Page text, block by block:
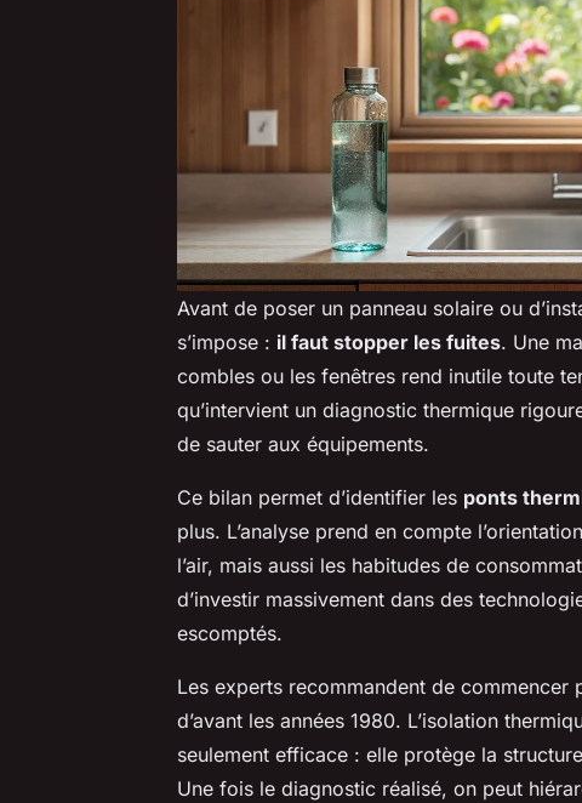
Avant de poser un panneau solaire ou
s’impose : il faut stopper les fuites. Une
combles ou les fenêtres rend inutile toute
qu’intervient un diagnostic thermique
de sauter aux équipements.
Ce bilan permet d’identifier les ponts
plus. L’analyse prend en compte
l’air, mais aussi les habitudes de
d’investir massivement dans des
escomptés.
Les experts recommandent de commencer
d’avant les années 1980. L’isolation
seulement efficace : elle protège la
Une fois le diagnostic réalisé, on peut